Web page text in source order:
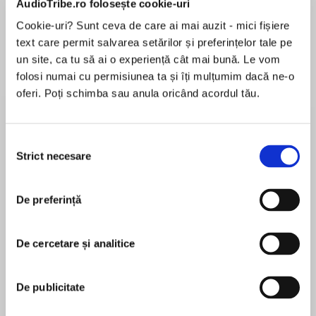
AudioTribe.ro folosește cookie-uri
Cookie-uri? Sunt ceva de care ai mai auzit - mici fișiere
text care permit salvarea setărilor și preferințelor tale pe
un site, ca tu să ai o experiență cât mai bună. Le vom
folosi numai cu permisiunea ta și îți mulțumim dacă ne-o
oferi. Poți schimba sau anula oricând acordul tău.
consimțământului
Strict necesare
De preferință
De cercetare și analitice
De publicitate
Desprecarte
Little Jamey, 2½ years old, is placed with
experienced foster carer, Cathy Glass, as an
The police and social services have no choice
but to remove two-year-old Jamey from home
after his mother leaves him alone all night to go
When he first arrives with foster carer Cathy
Glass, he is scared, hungry and withdrawn,
pentru această carte
Cathy has been a foster carer for over 25 years,